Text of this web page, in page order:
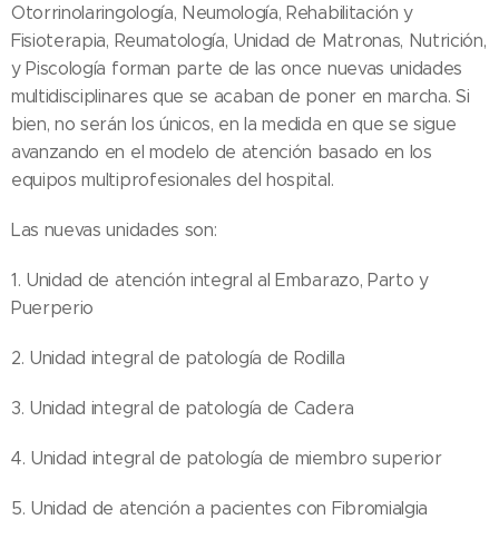
Otorrinolaringología, Neumología, Rehabilitación y
Fisioterapia, Reumatología, Unidad de Matronas, Nutrición,
y Piscología forman parte de las once nuevas unidades
multidisciplinares que se acaban de poner en marcha. Si
bien, no serán los únicos, en la medida en que se sigue
avanzando en el modelo de atención basado en los
equipos multiprofesionales del hospital.
Las nuevas unidades son:
1. Unidad de atención integral al Embarazo, Parto y
Puerperio
2. Unidad integral de patología de Rodilla
3. Unidad integral de patología de Cadera
4. Unidad integral de patología de miembro superior
5. Unidad de atención a pacientes con Fibromialgia